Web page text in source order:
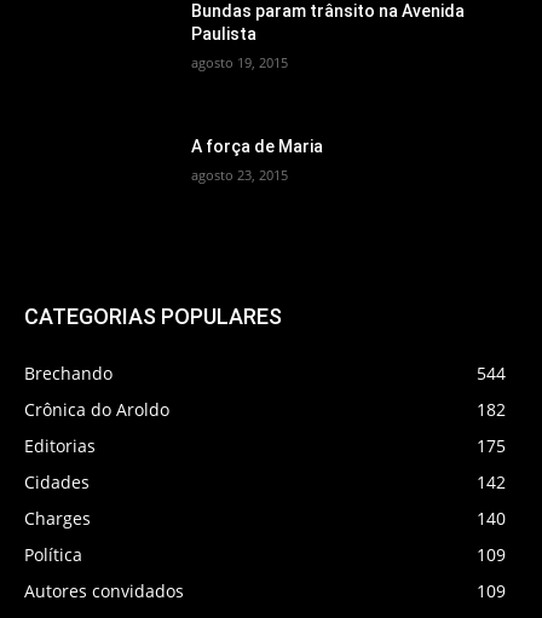
Bundas param trânsito na Avenida
Paulista
agosto 19, 2015
A força de Maria
agosto 23, 2015
CATEGORIAS POPULARES
Brechando
544
Crônica do Aroldo
182
Editorias
175
Cidades
142
Charges
140
Política
109
Autores convidados
109